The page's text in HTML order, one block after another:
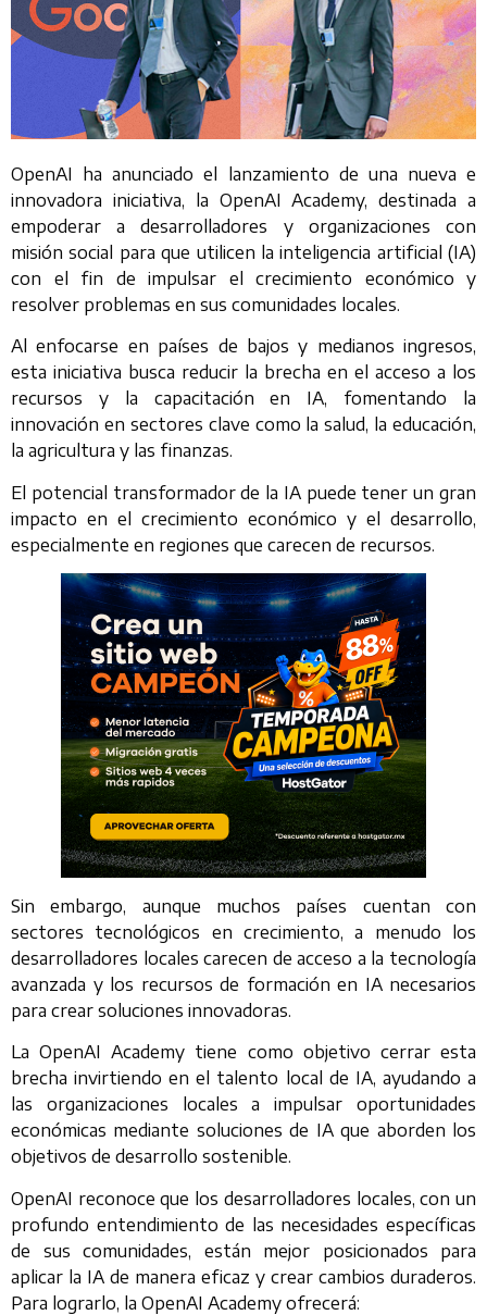
OpenAI ha anunciado el lanzamiento de una nueva e
innovadora iniciativa, la OpenAI Academy, destinada a
empoderar a desarrolladores y organizaciones con
misión social para que utilicen la inteligencia artificial (IA)
con el fin de impulsar el crecimiento económico y
resolver problemas en sus comunidades locales.
Al enfocarse en países de bajos y medianos ingresos,
esta iniciativa busca reducir la brecha en el acceso a los
recursos y la capacitación en IA, fomentando la
innovación en sectores clave como la salud, la educación,
la agricultura y las finanzas.
El potencial transformador de la IA puede tener un gran
impacto en el crecimiento económico y el desarrollo,
especialmente en regiones que carecen de recursos.
Sin embargo, aunque muchos países cuentan con
sectores tecnológicos en crecimiento, a menudo los
desarrolladores locales carecen de acceso a la tecnología
avanzada y los recursos de formación en IA necesarios
para crear soluciones innovadoras.
La OpenAI Academy tiene como objetivo cerrar esta
brecha invirtiendo en el talento local de IA, ayudando a
las organizaciones locales a impulsar oportunidades
económicas mediante soluciones de IA que aborden los
objetivos de desarrollo sostenible.
OpenAI reconoce que los desarrolladores locales, con un
profundo entendimiento de las necesidades específicas
de sus comunidades, están mejor posicionados para
aplicar la IA de manera eficaz y crear cambios duraderos.
Para lograrlo, la OpenAI Academy ofrecerá: